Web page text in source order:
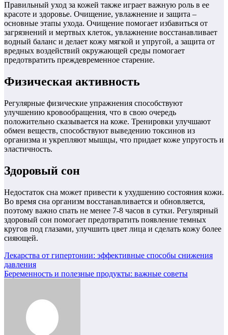
Правильный уход за кожей также играет важную роль в ее
красоте и здоровье. Очищение, увлажнение и защита –
основные этапы ухода. Очищение помогает избавиться от
загрязнений и мертвых клеток, увлажнение восстанавливает
водный баланс и делает кожу мягкой и упругой, а защита от
вредных воздействий окружающей среды помогает
предотвратить преждевременное старение.
Физическая активность
Регулярные физические упражнения способствуют
улучшению кровообращения, что в свою очередь
положительно сказывается на коже. Тренировки улучшают
обмен веществ, способствуют выведению токсинов из
организма и укрепляют мышцы, что придает коже упругость и
эластичность.
Здоровый сон
Недостаток сна может привести к ухудшению состояния кожи.
Во время сна организм восстанавливается и обновляется,
поэтому важно спать не менее 7-8 часов в сутки. Регулярный
здоровый сон помогает предотвратить появление темных
кругов под глазами, улучшить цвет лица и сделать кожу более
сияющей.
Навигация
по
Лекарства от гипертонии: эффективные способы снижения
давления
Беременность и полезные продукты: важные советы